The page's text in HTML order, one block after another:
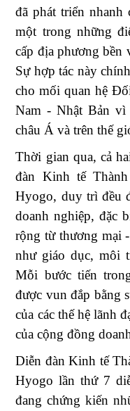
đã phát triển
một trong những
cấp địa phương bền
Sự hợp tác này
cho mối quan hệ
Nam - Nhật Bản
châu Á và trên thế
Thời gian qua, cả
đàn Kinh tế
Hyogo, duy trì đều
doanh nghiệp, đặc
rộng từ thương mại
như giáo dục, môi
Mỗi bước tiến
được vun đắp bằng
của các thế hệ lãnh
của cộng đồng
Diễn đàn Kinh tế
Hyogo lần thứ 7
đang chứng kiến